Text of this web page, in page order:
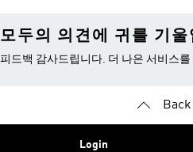
모두의 의견에 귀를 기울
피드백 감사드립니다. 더 나은 서비스
Login